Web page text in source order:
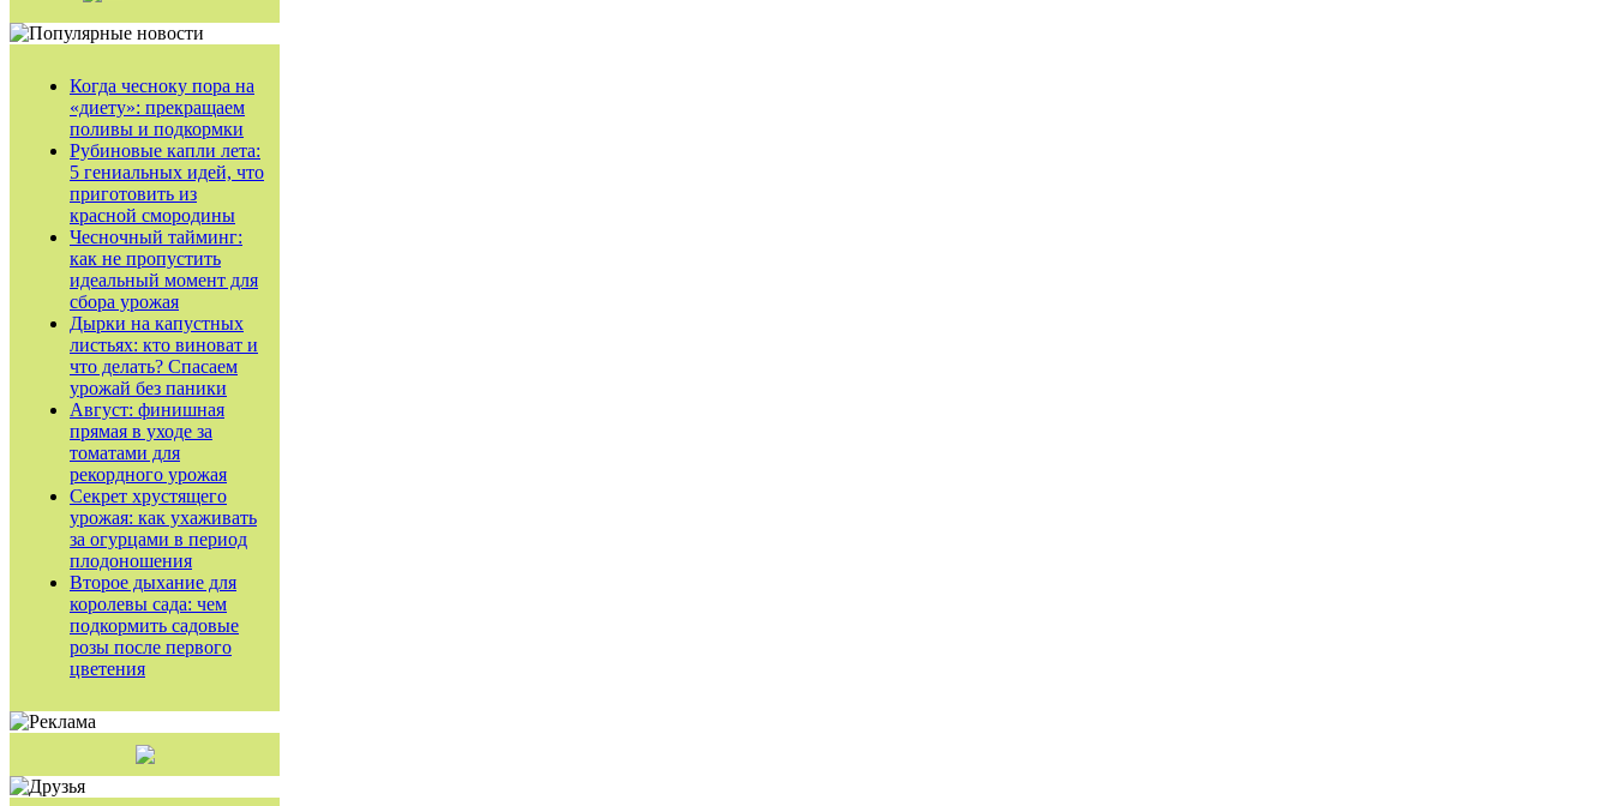
Когда чесноку пора на
«диету»: прекращаем
поливы и подкормки
Рубиновые капли лета:
5 гениальных идей, что
приготовить из
красной смородины
Чесночный тайминг:
как не пропустить
идеальный момент для
сбора урожая
Дырки на капустных
листьях: кто виноват и
что делать? Спасаем
урожай без паники
Август: финишная
прямая в уходе за
томатами для
рекордного урожая
Секрет хрустящего
урожая: как ухаживать
за огурцами в период
плодоношения
Второе дыхание для
королевы сада: чем
подкормить садовые
розы после первого
цветения